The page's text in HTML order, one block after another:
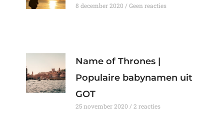
8 december 2020 Geen reacties
Name of Thrones |
Populaire babynamen uit
GOT
25 november 2020 2 reacties